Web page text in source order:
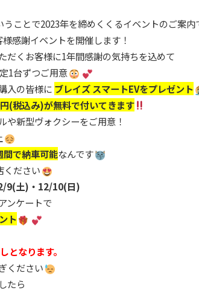
ことで2023年を締めくくるイベントのご案内
感謝イベントを開催します！
だくお客様に1年間感謝の気持ちを込めて
1台ずつご用意
入の皆様に ブレイズ スマートEVをプレゼント
(税込み)が無料で付いてきます
や新型ヴォクシーをご用意！
間で納車可能なんです
ください
9(土)・12/10(日)
ンケートで
ト
なります。
ください
たら